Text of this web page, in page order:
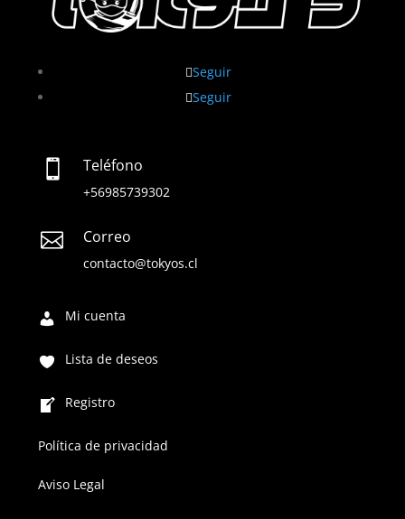
Seguir
Seguir
 Teléfono
+56985739302
 Correo
contacto@tokyos.cl
Mi cuenta
Lista de deseos
Registro
Política de privacidad
Aviso Legal